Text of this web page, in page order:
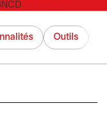
Outils